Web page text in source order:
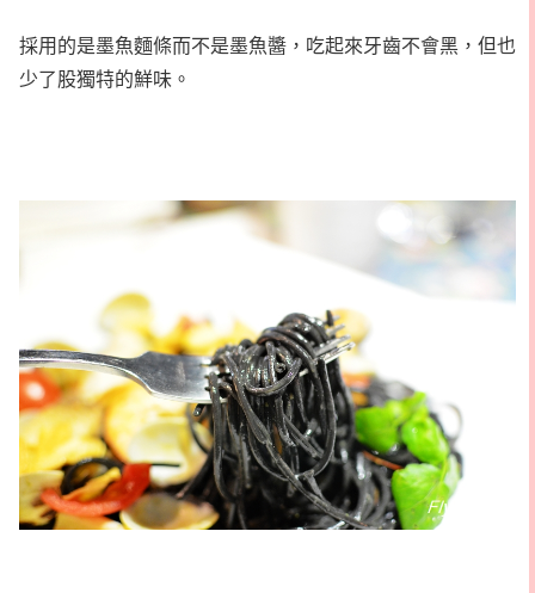
採用的是墨魚麵條而不是墨魚醬，吃起來牙齒不會黑，但也
少了股獨特的鮮味。